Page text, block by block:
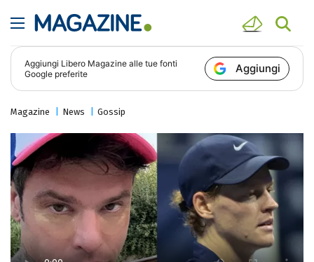
Aggiungi Libero Magazine alle tue fonti
Google preferite
Aggiungi
Magazine News Gossip